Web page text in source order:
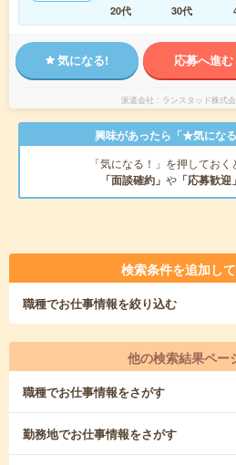
20代
30代
気になる! 応募へ進む
派遣会社 ランスタッド株式
興味があったら「★気にな
「気になる！」を押してお
「面談確約」 や 「応募歓迎」
検索条件を追加し
職種でお仕事情報を絞り込む
他の検索結果ペー
職種でお仕事情報をさがす
勤務地でお仕事情報をさがす